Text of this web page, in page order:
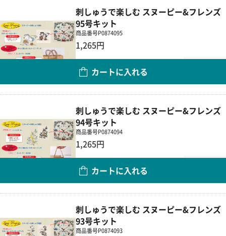
刺しゅうで楽しむ スヌーピー&フレンズ
95号キット
商品番号P0874095
1,265円
カートに入れる
刺しゅうで楽しむ スヌーピー&フレンズ
94号キット
商品番号P0874094
1,265円
カートに入れる
刺しゅうで楽しむ スヌーピー&フレンズ
93号キット
商品番号P0874093